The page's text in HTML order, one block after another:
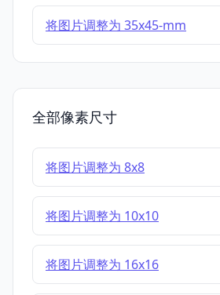
将图片调整为 35x45-mm
全部像素尺寸
将图片调整为 8x8
将图片调整为 10x10
将图片调整为 16x16